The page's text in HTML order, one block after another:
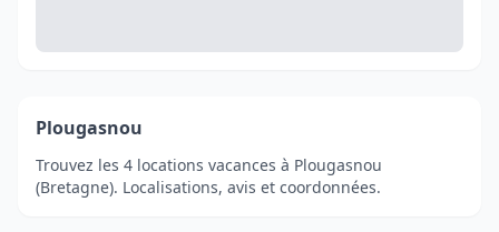
Plougasnou
Trouvez les 4 locations vacances à Plougasnou
(Bretagne). Localisations, avis et coordonnées.